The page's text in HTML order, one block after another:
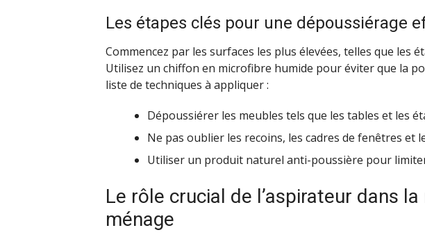
Les étapes clés pour une dépoussiérage
Commencez par les surfaces les plus élevées, telles que les
Utilisez un chiffon en microfibre humide pour éviter que la
liste de techniques à appliquer :
Dépoussiérer les meubles tels que les tables et les
Ne pas oublier les recoins, les cadres de fenêtres et
Utiliser un produit naturel anti-poussière pour
Le rôle crucial de l’aspirateur dans
ménage